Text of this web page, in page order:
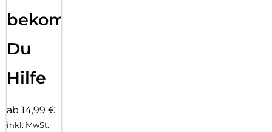
bekommst
Du
Hilfe
ab 14,99 €
inkl. MwSt.